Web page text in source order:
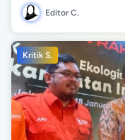
Editor C.
Kritik S.